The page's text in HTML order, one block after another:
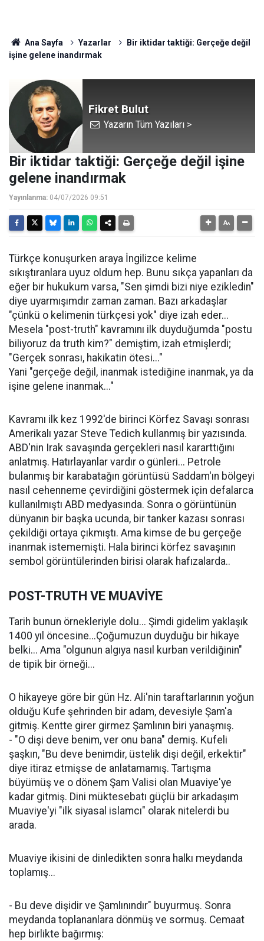
Ana Sayfa Yazarlar
Bir iktidar taktiği: Gerçeğe değil
işine gelene inandırmak
Fikret Bulut
Yazarın Tüm Yazıları >
Bir iktidar taktiği: Gerçeğe değil işine
gelene inandırmak
Yayınlanma: 04/07/2026 09:51
Türkçe konuşurken araya İngilizce kelime
sıkıştıranlara uyuz oldum hep. Bunu sıkça yapanları da
eğer bir hukukum varsa, "Sen şimdi bizi niye ezikledin"
diye uyarmışımdır zaman zaman. Bazı arkadaşlar
"çünkü o kelimenin türkçesi yok" diye izah eder...
Mesela "post-truth" kavramını ilk duyduğumda "postu
biliyoruz da truth kim?" demiştim, izah etmişlerdi;
"Gerçek sonrası, hakikatin ötesi..."
Yani "gerçeğe değil, inanmak istediğine inanmak, ya da
işine gelene inanmak..."
Kavramı ilk kez 1992'de birinci Körfez Savaşı sonrası
Amerikalı yazar Steve Tedich kullanmış bir yazısında.
ABD'nin Irak savaşında gerçekleri nasıl kararttığını
anlatmış. Hatırlayanlar vardır o günleri... Petrole
bulanmış bir karabatağın görüntüsü Saddam'ın bölgeyi
nasıl cehenneme çevirdiğini göstermek için defalarca
kullanılmıştı ABD medyasında. Sonra o görüntünün
dünyanın bir başka ucunda, bir tanker kazası sonrası
çekildiği ortaya çıkmıştı. Ama kimse de bu gerçeğe
inanmak istememişti. Hala birinci körfez savaşının
sembol görüntülerinden birisi olarak hafızalarda..
POST-TRUTH VE MUAVİYE
Tarih bunun örnekleriyle dolu... Şimdi gidelim yaklaşık
1400 yıl öncesine...Çoğumuzun duyduğu bir hikaye
belki... Ama "olgunun algıya nasıl kurban verildiğinin"
de tipik bir örneği...
O hikayeye göre bir gün Hz. Ali'nin taraftarlarının yoğun
olduğu Kufe şehrinden bir adam, devesiyle Şam'a
gitmiş. Kentte girer girmez Şamlının biri yanaşmış.
- "O dişi deve benim, ver onu bana" demiş. Kufeli
şaşkın, "Bu deve benimdir, üstelik dişi değil, erkektir"
diye itiraz etmişse de anlatamamış. Tartışma
büyümüş ve o dönem Şam Valisi olan Muaviye'ye
kadar gitmiş. Dini müktesebatı güçlü bir arkadaşım
Muaviye'yi "ilk siyasal islamcı" olarak nitelerdi bu
arada.
Muaviye ikisini de dinledikten sonra halkı meydanda
toplamış...
- Bu deve dişidir ve Şamlınındır" buyurmuş. Sonra
meydanda toplananlara dönmüş ve sormuş. Cemaat
hep birlikte bağırmış: